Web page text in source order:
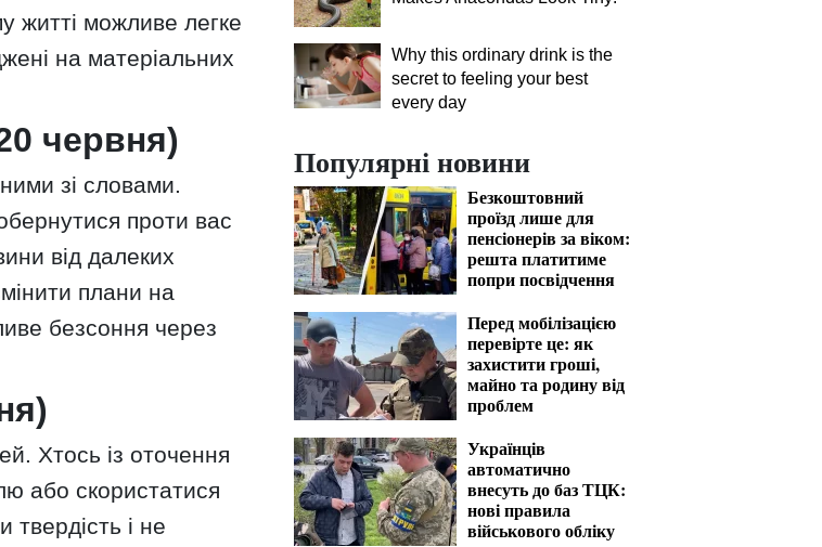
житті можливе легке
на матеріальних
червня)
зі словами.
проти вас
від далеких
плани на
безсоння через
Хтось із оточення
або скористатися
і не
Why this ordinary drink is the
secret to feeling your best
every day
Популярні новини
Безкоштовний
проїзд лише для
пенсіонерів за віком:
решта платитиме
попри посвідчення
Перед мобілізацією
перевірте це: як
захистити гроші,
майно та родину від
проблем
Українців
автоматично
внесуть до баз ТЦК:
нові правила
військового обліку